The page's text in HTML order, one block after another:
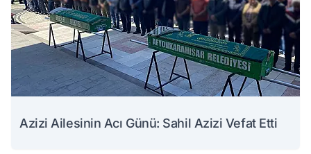
Azizi Ailesinin Acı Günü: Sahil Azizi Vefat Etti